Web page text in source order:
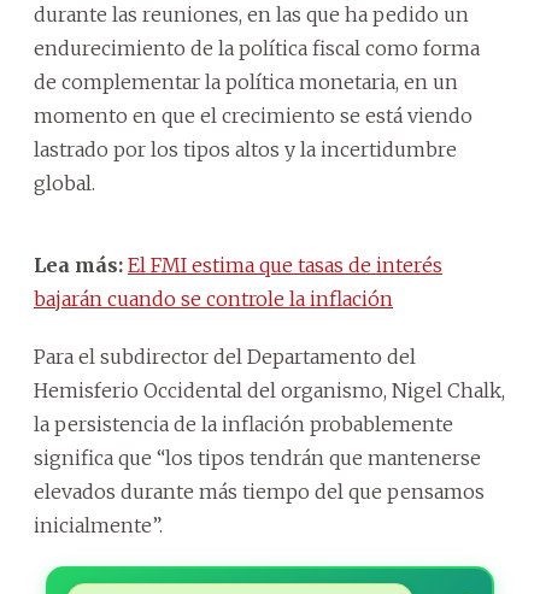
durante las reuniones, en las que ha pedido un
endurecimiento de la política fiscal como forma
de complementar la política monetaria, en un
momento en que el crecimiento se está viendo
lastrado por los tipos altos y la incertidumbre
global.
Lea más: El FMI estima que tasas de interés
bajarán cuando se controle la inflación
Para el subdirector del Departamento del
Hemisferio Occidental del organismo, Nigel Chalk,
la persistencia de la inflación probablemente
significa que “los tipos tendrán que mantenerse
elevados durante más tiempo del que pensamos
inicialmente”.